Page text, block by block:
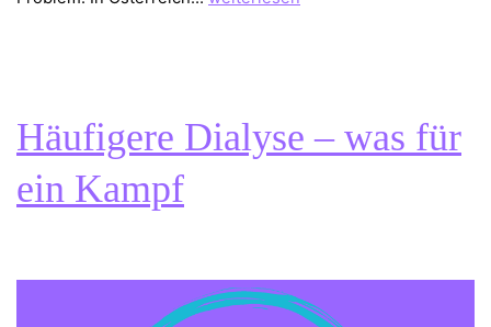
Häufigere Dialyse – was für
ein Kampf